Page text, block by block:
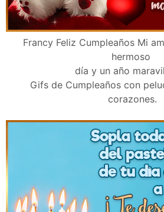
Francy Feliz Cumpleaños Mi
hermoso
día y un año
Gifs de Cumpleaños con
corazones.